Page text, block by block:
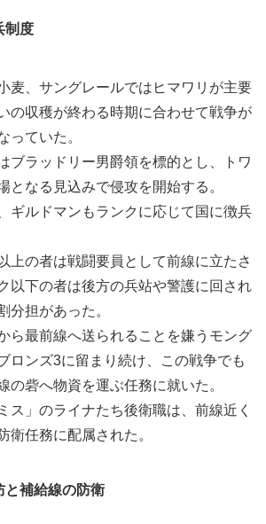
制度
麦、サングレールではヒマワリが主要
の収穫が終わる時期に合わせて戦争が
っていた。
ブラッドリー男爵領を標的とし、トワ
となる見込みで侵攻を開始する。
ギルドマンもランクに応じて国に徴兵
上の者は戦闘要員として前線に立たさ
以下の者は後方の兵站や警護に回され
分担があった。
ら最前線へ送られることを嫌うモング
ロンズ3に留まり続け、この戦争でも
の砦へ物資を運ぶ任務に就いた。
ス」のライナたち後衛職は、前線近く
衛任務に配属された。
と補給線の防衛